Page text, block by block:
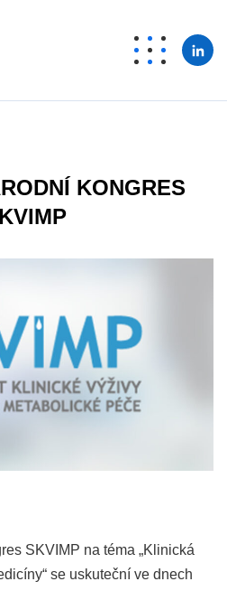
KONGRES
SKVIMP na téma „Klinická
se uskuteční ve dnech